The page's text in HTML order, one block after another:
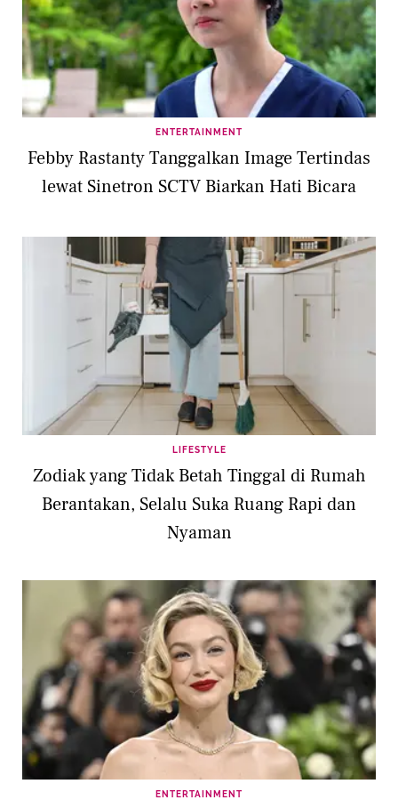
ENTERTAINMENT
Febby Rastanty Tanggalkan Image Tertindas
lewat Sinetron SCTV Biarkan Hati Bicara
LIFESTYLE
Zodiak yang Tidak Betah Tinggal di Rumah
Berantakan, Selalu Suka Ruang Rapi dan
Nyaman
ENTERTAINMENT